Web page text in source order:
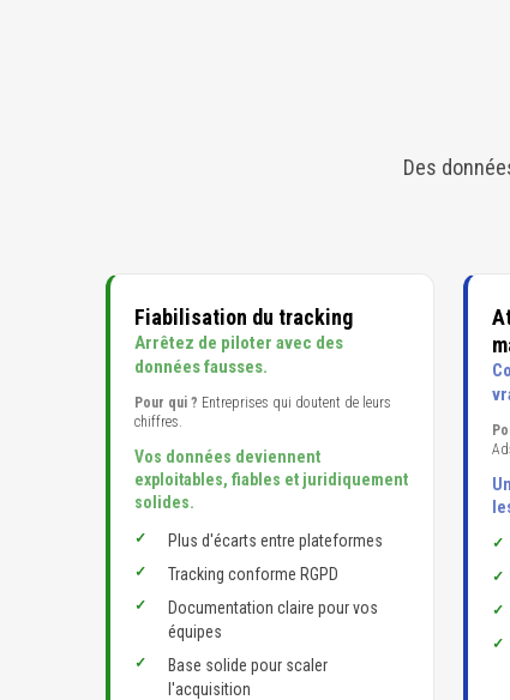
Des
Fiabilisation du tracking
Arrêtez de piloter avec des
données fausses.
Pour qui ? Entreprises qui doutent de leurs
chiffres.
Vos données deviennent
exploitables, fiables et juridiquement
solides.
Plus d'écarts entre plateformes
Tracking conforme RGPD
Documentation claire pour vos
équipes
Base solide pour scaler
l'acquisition